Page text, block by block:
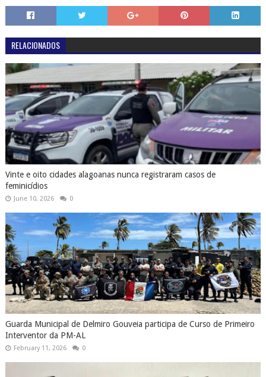
RELACIONADOS
Vinte e oito cidades alagoanas nunca registraram casos de
feminicídios
June 10, 2026 0
Guarda Municipal de Delmiro Gouveia participa de Curso de Primeiro
Interventor da PM-AL
February 11, 2026 0